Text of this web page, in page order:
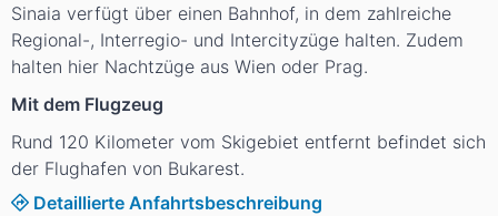
Sinaia verfügt über einen Bahnhof, in dem zahlreiche
Regional-, Interregio- und Intercityzüge halten. Zudem
halten hier Nachtzüge aus Wien oder Prag.
Mit dem Flugzeug
Rund 120 Kilometer vom Skigebiet entfernt befindet sich
der Flughafen von Bukarest.
Detaillierte Anfahrtsbeschreibung